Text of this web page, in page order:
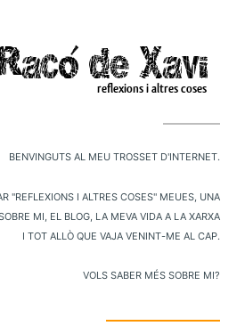
Benvinguts al meu trosset d'internet.
"reflexions i altres coses" meues, una
mi, el blog, la meva vida a la xarxa
i tot allò que vaja venint-me al cap.
Vols saber més sobre mi?